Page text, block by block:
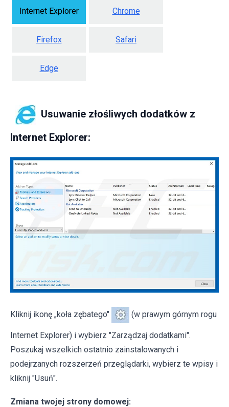
Internet Explorer Chrome
Firefox Safari
Edge
Usuwanie złośliwych dodatków z
Internet Explorer:
Kliknij ikonę „koła zębatego" (w prawym górnym rogu
Internet Explorer) i wybierz "Zarządzaj dodatkami".
Poszukaj wszelkich ostatnio zainstalowanych i
podejrzanych rozszerzeń przeglądarki, wybierz te wpisy i
kliknij "Usuń".
Zmiana twojej strony domowej: